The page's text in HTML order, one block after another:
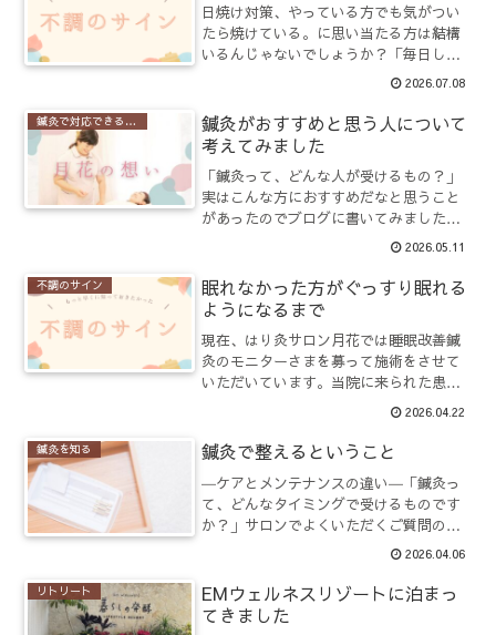
日焼け対策、やっている方でも気がつい
たら焼けている。に思い当たる方は結構
いるんじゃないでしょうか？「毎日しっ
かり保湿しているのに、なんだか肌がく
ミが気になる」「以前より紫外線のダメ
ージを受けやすくなった気...
2026.07.08
鍼灸で対応できる症例
鍼灸がおすすめと思う人について
考えてみました
「鍼灸って、どんな人が受けるもの？」
実はこんな方におすすめだなと思うこと
があったのでブログに書いてみました。
先日も患者さんから「鍼灸って、肩こり
じめて来られるお客様から、よく言われ
る言葉です。もちろん肩こ...
2026.05.11
不調のサイン
眠れなかった方がぐっすり眠れる
ようになるまで
現在、はり灸サロン月花では睡眠改善鍼
灸のモニターさまを募って施術をさせて
いただいています。当院に来られた患者
様は、お仕事に加えてご家族の介護が始
気がついたら眠れなくなっていた夜中に
2026.04.22
鍼灸を知る 鍼灸で整えるということ
―ケアとメンテナンスの違い―「鍼灸っ
て、どんなタイミングで受けるものです
か？」サロンでよくいただくご質問のひ
とつです。実はこの問いの中には、「ケ
が隠れています。どちらも大切で、どち
らも鍼灸の得意分野。で...
2026.04.06
リトリート
EMウェルネスリゾートに泊まっ
てきました